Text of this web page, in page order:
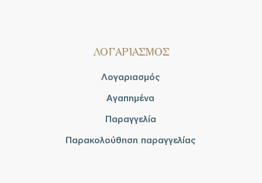
ΛΟΓΑΡΙΑΣΜΟΣ
Λογαριασμός
Αγαπημένα
Παραγγελία
Παρακολούθηση παραγγελίας